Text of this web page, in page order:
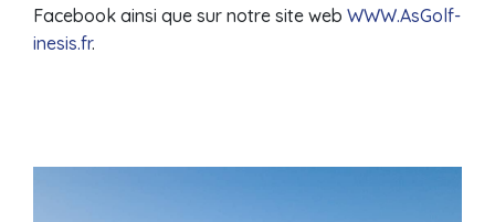
Facebook ainsi que sur notre site web WWW.AsGolf-
inesis.fr.